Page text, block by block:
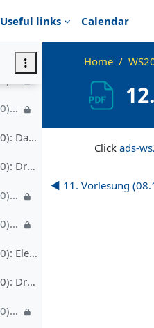
Useful links
Calendar
09. Vorlesung (01.12.2020): Video I – Untere Schranke für vergleichsbasierte Sortierverfahren, 13'
09. Vorlesung (01.12.2020): Video II – CountingSort, 10'
09. Vorlesung (01.12.2020): Video IV – BucketSort, 14'
10. Vorlesung (03.12.2020): Das Auswahlproblem
10. Vorlesung (03.12.2020): Druckversion
10. Vorlesung (03.12.2020): Video I – RandomizedSelect, 23'
10. Vorlesung (03.12.2020): Video II – deterministisches Select, 15'
11. Vorlesung (08.12.2020): Elementare Datenstrukturen
11. Vorlesung (08.12.2020): Druckversion
11. Vorlesung (08.12.2020): Video I – Abstrakter Datentyp: Dynamische Menge, 8'
Home
Click ads-
◀︎ 11. Vorlesung